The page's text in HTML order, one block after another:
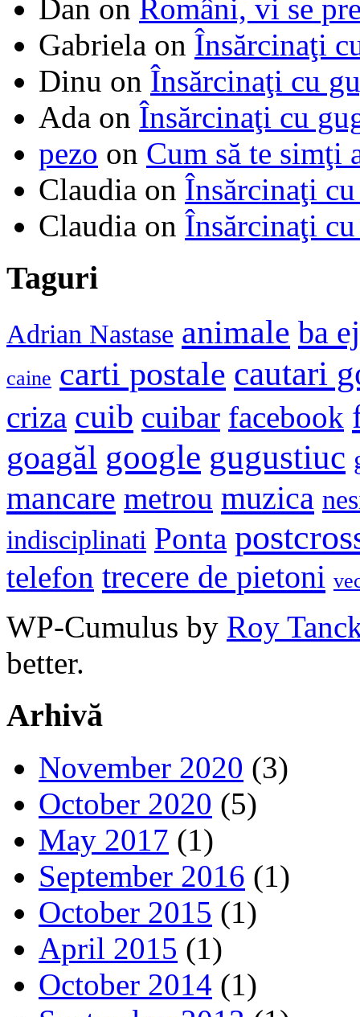
Dan on Români, vi se
Gabriela on Însărcinaţi
Dinu on Însărcinaţi cu
Ada on Însărcinaţi cu
pezo on Cum să te simţi
Claudia on Însărcinaţi
Claudia on Însărcinaţi
Taguri
Adrian Nastase animale ba
caine carti postale cautari
criza cuib cuibar facebook
goagăl google gugustiuc
mancare metrou muzica
indisciplinati Ponta
telefon trecere de pietoni
WP-Cumulus by Roy
better.
Arhivă
November 2020 (3)
October 2020 (5)
May 2017 (1)
September 2016 (1)
October 2015 (1)
April 2015 (1)
October 2014 (1)